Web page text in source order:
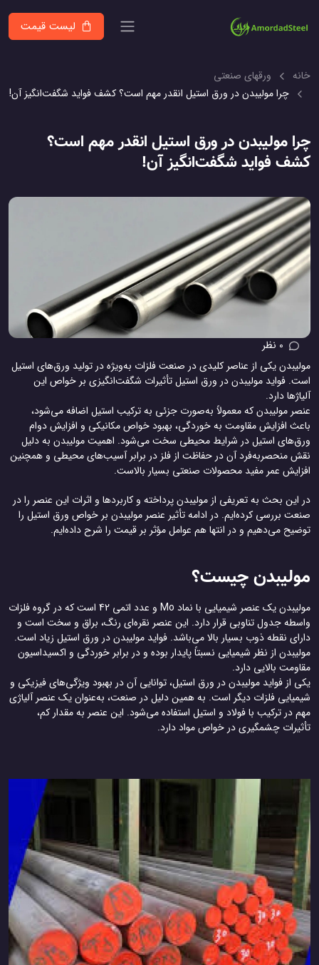
لیست قیمت
خانه
ورقهای صنعتی
چرا مولیبدن در ورق استیل انقدر مهم است؟ کشف فواید شگفت‌انگیز آن!
چرا مولیبدن در ورق استیل انقدر مهم است؟
کشف فواید شگفت‌انگیز آن!
0 نظر
مولیبدن یکی از عناصر کلیدی در صنعت فلزات به‌ویژه در تولید ورق‌های استیل
است. فواید مولیبدن در ورق استیل تأثیرات شگفت‌انگیزی بر خواص این
آلیاژها دارد.
عنصر مولیبدن که معمولاً به‌صورت جزئی به ترکیب استیل اضافه می‌شود،
باعث افزایش مقاومت به خوردگی، بهبود خواص مکانیکی و افزایش دوام
ورق‌های استیل در شرایط محیطی سخت می‌شود. اهمیت مولیبدن به دلیل
نقش منحصربه‌فرد آن در حفاظت از فلز در برابر آسیب‌های محیطی و همچنین
افزایش عمر مفید محصولات صنعتی بسیار بالاست.
در این بحث به تعریفی از مولیبدن پرداخته و کاربردها و اثرات این عنصر را در
صنعت بررسی کرده‌ایم. در ادامه تأثیر عنصر مولیبدن بر خواص ورق استیل را
توضیح می‌دهیم و در انتها هم عوامل مؤثر بر قیمت را شرح داده‌ایم.
مولیبدن چیست؟
مولیبدن یک عنصر شیمیایی با نماد Mo و عدد اتمی 42 است که در گروه فلزات
واسطه جدول تناوبی قرار دارد. این عنصر نقره‌ای رنگ، براق و سخت است و
دارای نقطه ذوب بسیار بالا می‌باشد. فواید مولیبدن در ورق استیل زیاد است.
مولیبدن از نظر شیمیایی نسبتاً پایدار بوده و در برابر خوردگی و اکسیداسیون
مقاومت بالایی دارد.
یکی از فواید مولیبدن در ورق استیل، توانایی آن در بهبود ویژگی‌های فیزیکی و
شیمیایی فلزات دیگر است. به همین دلیل در صنعت، به‌عنوان یک عنصر آلیاژی
مهم در ترکیب با فولاد و استیل استفاده می‌شود. این عنصر به مقدار کم،
تأثیرات چشمگیری در خواص مواد دارد.